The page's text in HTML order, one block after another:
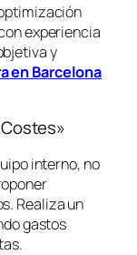
experiencia
y
en Barcelona
interno, no
Realiza un
gastos